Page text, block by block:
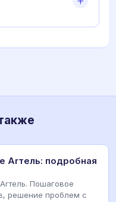
Arтель: подробная
Пошаговое
решение проблем с